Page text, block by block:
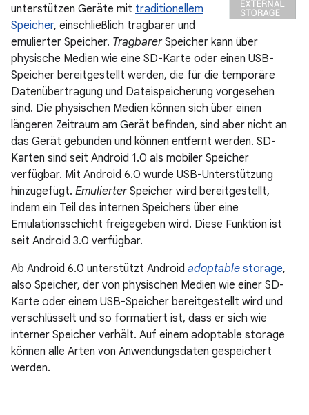
unterstützen Geräte mit traditionellem
Speicher, einschließlich tragbarer und
emulierter Speicher. TragbarerSpeicher kann über
physische Medien wie eine SD-Karte oder einen USB-
Speicher bereitgestellt werden, die für die temporäre
Datenübertragung und Dateispeicherung vorgesehen
sind. Die physischen Medien können sich über einen
längeren Zeitraum am Gerät befinden, sind aber nicht an
das Gerät gebunden und können entfernt werden. SD-
Karten sind seit Android 1.0 als mobiler Speicher
verfügbar. Mit Android 6.0 wurde USB-Unterstützung
hinzugefügt. EmulierterSpeicher wird bereitgestellt,
indem ein Teil des internen Speichers über eine
Emulationsschicht freigegeben wird. Diese Funktion ist
seit Android 3.0 verfügbar.
Ab Android 6.0 unterstützt Android adoptable storage,
also Speicher, der von physischen Medien wie einer SD-
Karte oder einem USB-Speicher bereitgestellt wird und
verschlüsselt und so formatiert ist, dass er sich wie
interner Speicher verhält. Auf einem adoptable storage
können alle Arten von Anwendungsdaten gespeichert
werden.